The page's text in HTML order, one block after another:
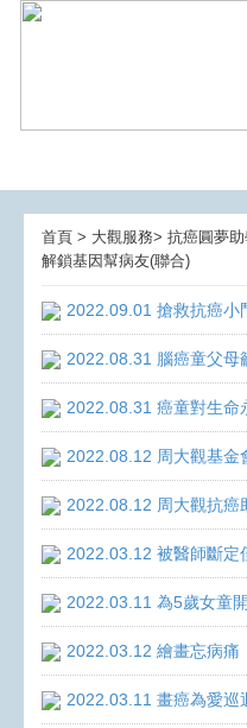
首頁 > 大觀服務> 抗癌圓夢
解鎖基因幫病友(聯合)
2022.09.01 搶救抗癌
2022.08.31 腦癌童父母
2022.08.31 癌童對生命
2022.08.12 周大觀基金
2022.08.12 周大觀抗癌
2022.03.12 被醫師斷定
2022.03.11 為5歲女童
2022.03.12 繪畫忘病
2022.03.11 畫癌為愛巡